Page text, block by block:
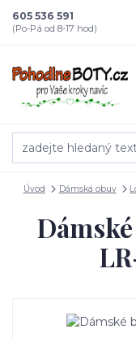
605 536 591
(Po-Pá od 8-17 hod)
Úvod Dámská obuv